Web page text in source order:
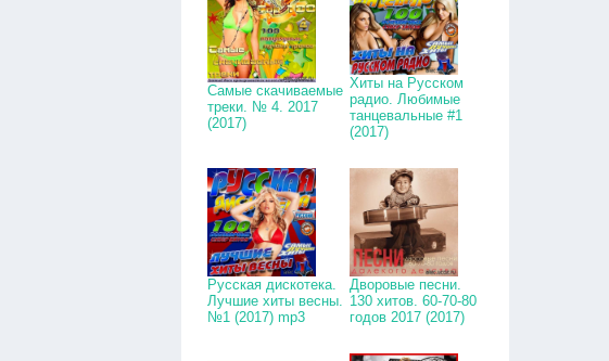
Самые скачиваемые
треки. № 4. 2017
(2017)
Хиты на Русском
радио. Любимые
танцевальные #1
(2017)
Русская дискотека.
Лучшие хиты весны.
№1 (2017) mp3
Дворовые песни.
130 хитов. 60-70-80
годов 2017 (2017)